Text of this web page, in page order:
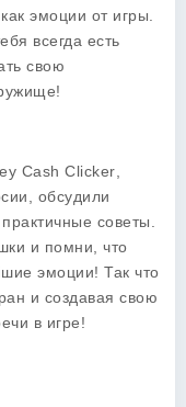
эмоции от игры.
всегда есть
свою
Cash Clicker
обсудили
советы.
и помни, что
эмоции! Так что
и создавая свою
в игре!